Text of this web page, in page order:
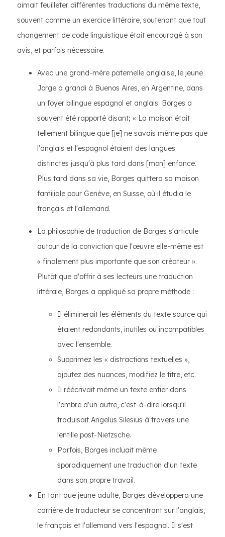
aimait feuilleter différentes traductions du même texte,
souvent comme un exercice littéraire, soutenant que tout
changement de code linguistique était encouragé à son
avis, et parfois nécessaire.
Avec une grand-mère paternelle anglaise, le jeune
Jorge a grandi à Buenos Aires, en Argentine, dans
un foyer bilingue espagnol et anglais. Borges a
souvent été rapporté disant; « La maison était
tellement bilingue que [je] ne savais même pas que
l'anglais et l'espagnol étaient des langues
distinctes jusqu'à plus tard dans [mon] enfance.
Plus tard dans sa vie, Borges quittera sa maison
familiale pour Genève, en Suisse, où il étudia le
français et l'allemand.
La philosophie de traduction de Borges s'articule
autour de la conviction que l'œuvre elle-même est
« finalement plus importante que son créateur ».
Plutôt que d'offrir à ses lecteurs une traduction
littérale, Borges a appliqué sa propre méthode :
Il éliminerait les éléments du texte source qui
étaient redondants, inutiles ou incompatibles
avec l'ensemble.
Supprimez les « distractions textuelles »,
ajoutez des nuances, modifiez le titre, etc.
Il réécrivait même un texte entier dans
l'ombre d'un autre, c'est-à-dire lorsqu'il
traduisait Angelus Silesius à travers une
lentille post-Nietzsche.
Parfois, Borges incluait même
sporadiquement une traduction d'un texte
dans son propre travail.
En tant que jeune adulte, Borges développera une
carrière de traducteur se concentrant sur l'anglais,
le français et l'allemand vers l'espagnol. Il s'est